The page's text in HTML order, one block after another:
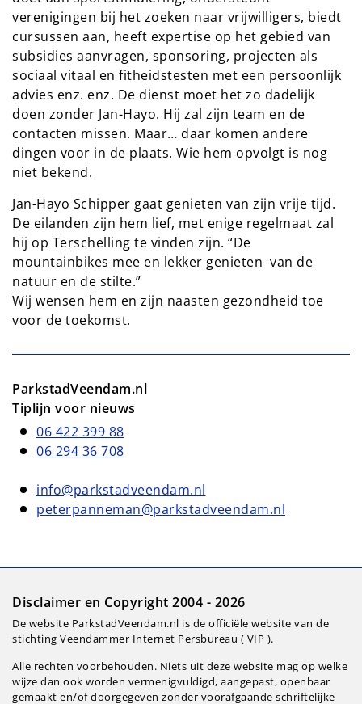
verenigingen bij het zoeken naar vrijwilligers, biedt
cursussen aan, heeft expertise op het gebied van
subsidies aanvragen, sponsoring, projecten als
sociaal vitaal en fitheidstesten met een persoonlijk
advies enz. enz. De dienst moet het zo dadelijk
doen zonder Jan-Hayo. Hij zal zijn team en de
contacten missen. Maar… daar komen andere
dingen voor in de plaats. Wie hem opvolgt is nog
niet bekend.
Jan-Hayo Schipper gaat genieten van zijn vrije tijd.
De eilanden zijn hem lief, met enige regelmaat zal
hij op Terschelling te vinden zijn. “De
mountainbikes mee en lekker genieten van de
natuur en de stilte.”
Wij wensen hem en zijn naasten gezondheid toe
voor de toekomst.
ParkstadVeendam.nl
Tiplijn voor nieuws
06 422 399 88
06 294 36 708
info@parkstadveendam.nl
peterpanneman@parkstadveendam.nl
Disclaimer en Copyright 2004 - 2026
De website ParkstadVeendam.nl is de officiële website van de
stichting Veendammer Internet Persbureau ( VIP ).
Alle rechten voorbehouden. Niets uit deze website mag op welke
wijze dan ook worden vermenigvuldigd, aangepast, openbaar
gemaakt en/of doorgegeven zonder voorafgaande schriftelijke